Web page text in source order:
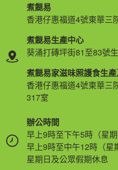
煮餸易
香港仔惠福道4號東華三
煮餸易生產中心
葵涌打磚坪街81至83號
煮餸易家滋味照護食生
香港仔惠福道4號東華三
317室
辦公時間
早上9時至下午5時（星期
早上9時至中午12時（星
星期日及公眾假期休息